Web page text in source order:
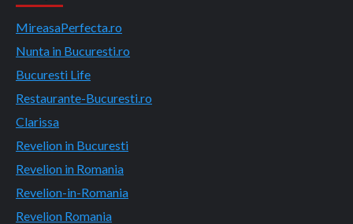
MireasaPerfecta.ro
Nunta in Bucuresti.ro
Bucuresti Life
Restaurante-Bucuresti.ro
Clarissa
Revelion in Bucuresti
Revelion in Romania
Revelion-in-Romania
Revelion Romania